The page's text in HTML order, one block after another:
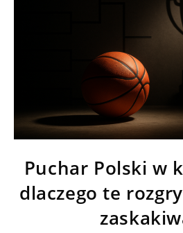
Puchar Polski w
dlaczego te